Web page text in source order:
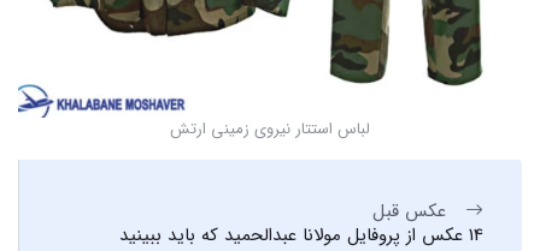
لباس استتار نیروی زمینی ارتش
عکس قبل
14 عکس از پروفایل مولانا عبدالحمید که باید ببینید